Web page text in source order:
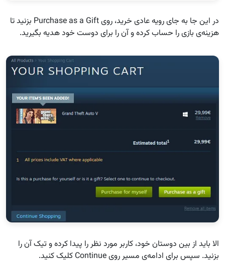
در این جا به جای رویه عادی خرید، روی Purchase as a Gift بزنید تا
هزینه‌ی بازی را حساب کرده و آن را برای دوست خود هدیه بگیرید.
الا باید از بین دوستان خود، کاربر مورد نظر را پیدا کرده و تیک آن را
بزنید. سپس برای ادامه‌ی مسیر روی Continue کلیک کنید.